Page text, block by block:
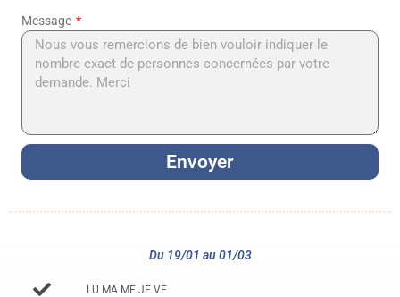
Message
Envoyer
Du 19/01 au 01/03
LU MA ME JE VE